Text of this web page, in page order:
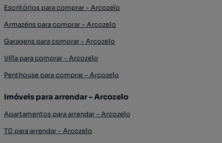
Escritórios para comprar - Arcozelo
Armazéns para comprar - Arcozelo
Garagens para comprar - Arcozelo
Villa para comprar - Arcozelo
Penthouse para comprar - Arcozelo
Imóveis para arrendar - Arcozelo
Apartamentos para arrendar - Arcozelo
T0 para arrendar - Arcozelo